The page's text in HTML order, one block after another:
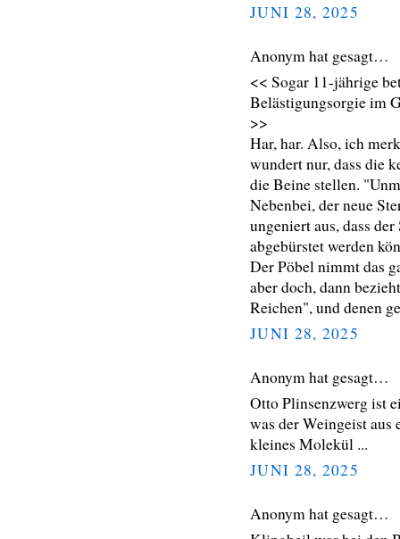
JUNI 28, 2025
Anonym hat gesagt…
<< Sogar 11-jährige
Belästigungsorgie im
>>
Har, har. Also, ich
wundert nur, dass die
die Beine stellen.
Nebenbei, der neue
ungeniert aus, dass
abgebürstet werden
Der Pöbel nimmt das
aber doch, dann
Reichen", und denen
JUNI 28, 2025
Anonym hat gesagt…
Otto Plinsenzwerg ist
was der Weingeist aus
kleines Molekül ...
JUNI 28, 2025
Anonym hat gesagt…